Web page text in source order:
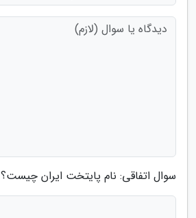
سوال اتفاقی: نام پایتخت ایران چیست؟